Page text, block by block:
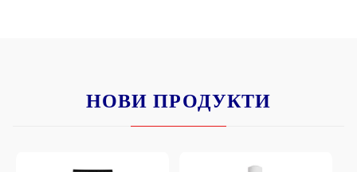
НОВИ ПРОДУКТИ